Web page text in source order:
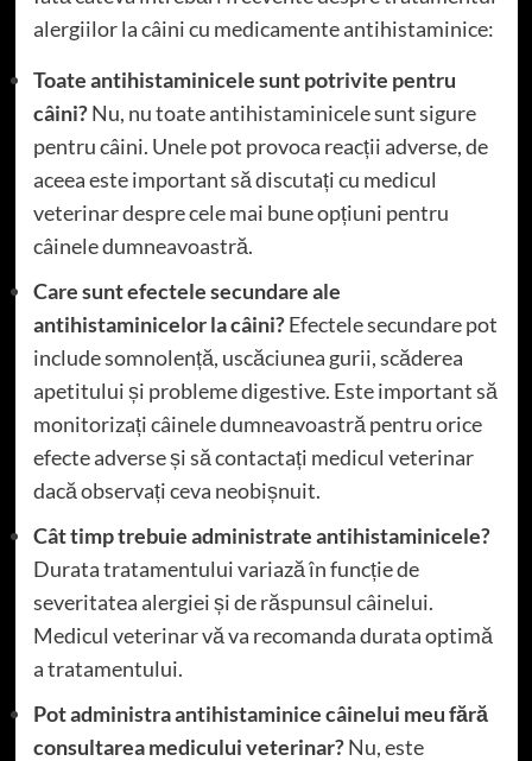
alergiilor la câini cu medicamente antihistaminice:
Toate antihistaminicele sunt potrivite pentru
câini?Nu, nu toate antihistaminicele sunt sigure
pentru câini. Unele pot provoca reacții adverse, de
aceea este important să discutați cu medicul
veterinar despre cele mai bune opțiuni pentru
câinele dumneavoastră.
Care sunt efectele secundare ale
antihistaminicelor la câini?Efectele secundare pot
include somnolență, uscăciunea gurii, scăderea
apetitului și probleme digestive. Este important să
monitorizați câinele dumneavoastră pentru orice
efecte adverse și să contactați medicul veterinar
dacă observați ceva neobișnuit.
Cât timp trebuie administrate antihistaminicele?
Durata tratamentului variază în funcție de
severitatea alergiei și de răspunsul câinelui.
Medicul veterinar vă va recomanda durata optimă
a tratamentului.
Pot administra antihistaminice câinelui meu fără
consultarea medicului veterinar?Nu, este